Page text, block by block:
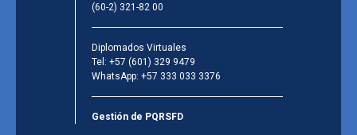
(60-2) 321-82 00
Diplomados Virtuales
Tel: +57 (601) 329 9479
WhatsApp: +57 333 033 3376
Gestión de PQRSFD